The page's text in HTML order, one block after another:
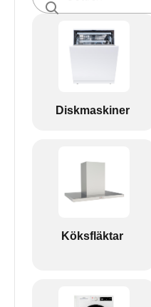
Diskmaskiner
Köksfläktar